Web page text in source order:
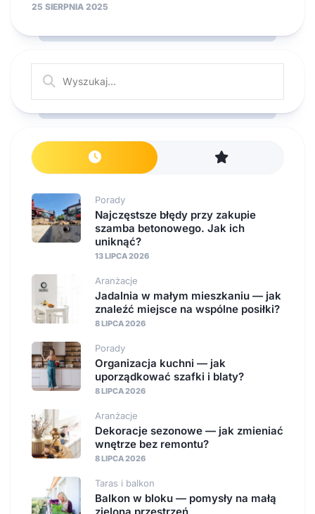
25 SIERPNIA 2025
Porady
Najczęstsze błędy przy zakupie
szamba betonowego. Jak ich
uniknąć?
13 LIPCA 2026
Aranżacje
Jadalnia w małym mieszkaniu — jak
znaleźć miejsce na wspólne posiłki?
8 LIPCA 2026
Porady
Organizacja kuchni — jak
uporządkować szafki i blaty?
8 LIPCA 2026
Aranżacje
Dekoracje sezonowe — jak zmieniać
wnętrze bez remontu?
8 LIPCA 2026
Taras i balkon
Balkon w bloku — pomysły na małą